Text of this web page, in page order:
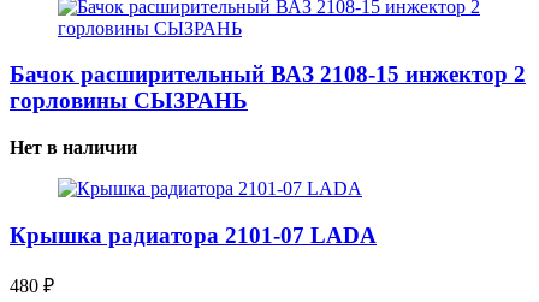
Бачок расширительный ВАЗ 2108-15 инжектор 2
горловины СЫЗРАНЬ
Нет в наличии
Крышка радиатора 2101-07 LADA
480 ₽